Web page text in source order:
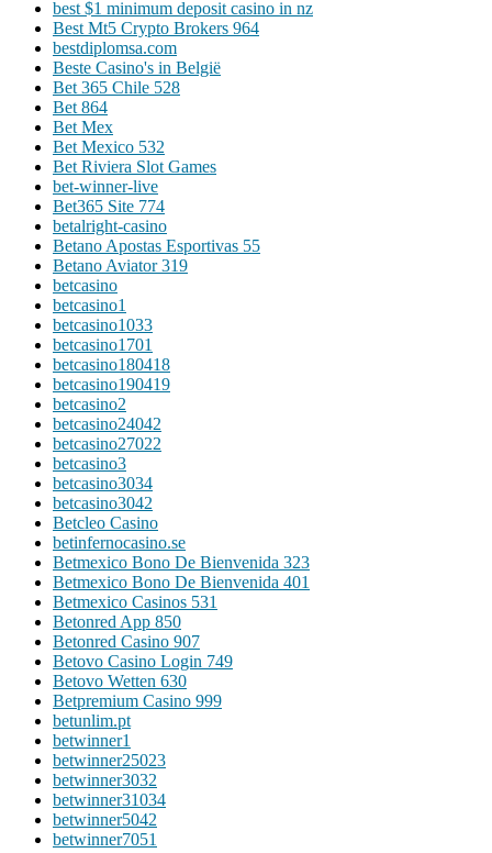
best $1 minimum deposit casino in nz
Best Mt5 Crypto Brokers 964
bestdiplomsa.com
Beste Casino's in België
Bet 365 Chile 528
Bet 864
Bet Mex
Bet Mexico 532
Bet Riviera Slot Games
bet-winner-live
Bet365 Site 774
betalright-casino
Betano Apostas Esportivas 55
Betano Aviator 319
betcasino
betcasino1
betcasino1033
betcasino1701
betcasino180418
betcasino190419
betcasino2
betcasino24042
betcasino27022
betcasino3
betcasino3034
betcasino3042
Betcleo Casino
betinfernocasino.se
Betmexico Bono De Bienvenida 323
Betmexico Bono De Bienvenida 401
Betmexico Casinos 531
Betonred App 850
Betonred Casino 907
Betovo Casino Login 749
Betovo Wetten 630
Betpremium Casino 999
betunlim.pt
betwinner1
betwinner25023
betwinner3032
betwinner31034
betwinner5042
betwinner7051